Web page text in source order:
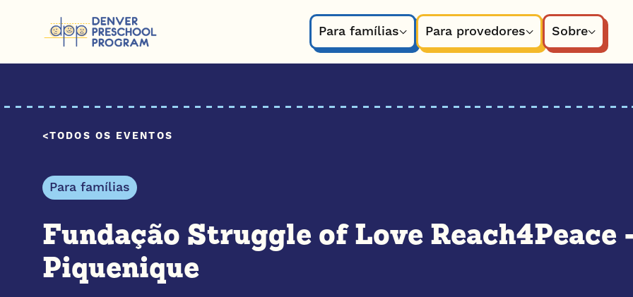
Para famílias
Para provedores Sobre
TODOS OS EVENTOS
Para famílias
Fundação Struggle of Love Reach4Peace
Piquenique